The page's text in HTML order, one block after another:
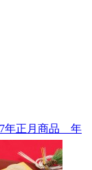
年正月商品 年